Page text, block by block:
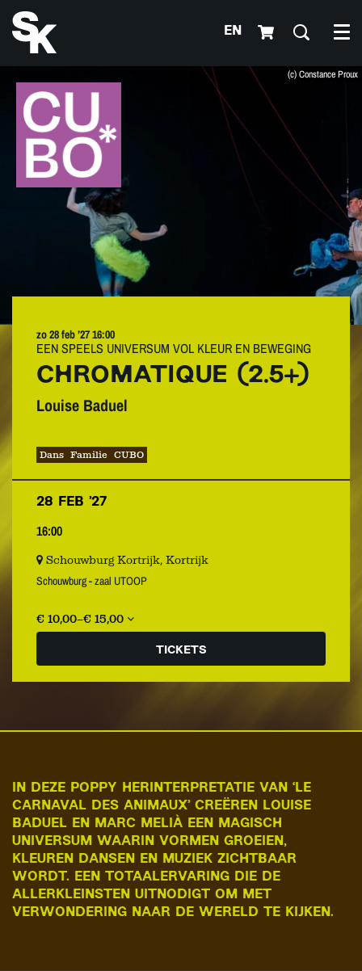
EN
(c) Constance Proux
CHROMATIQUE (2.5+)
Louise Baduel
EEN SPEELS UNIVERSUM VOL KLEUR EN BEWEGING
zo 28 feb ’2716:00
Dans Familie CUBO
28 FEB ’27
16:00
Schouwburg Kortrijk, Kortrijk
Schouwburg - zaal UTOOP
€ 10,00–€ 15,00
TICKETS
IN DEZE POPPY HERINTERPRETATIE VAN ‘LE
CARNAVAL DES ANIMAUX’ CREËREN LOUISE
BADUEL EN MARC MELIÀ EEN MAGISCH
UNIVERSUM WAARIN VORMEN GROEIEN,
KLEUREN DANSEN EN MUZIEK ZICHTBAAR
WORDT. EEN TOTAALERVARING DIE DE
ALLERKLEINSTEN UITNODIGT OM MET
VERWONDERING NAAR DE WERELD TE KIJKEN.